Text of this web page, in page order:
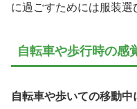
に過ごすためには服装選
自転車や歩行時の感
自転車や歩いての移動